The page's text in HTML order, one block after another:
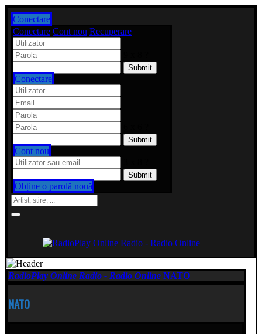
Conectare
Conectare Cont nou Recuperare
Conectare
Cont nou
Obține o parolă nouă
RadioPlay Online Radio - Radio Online NATO
NATO